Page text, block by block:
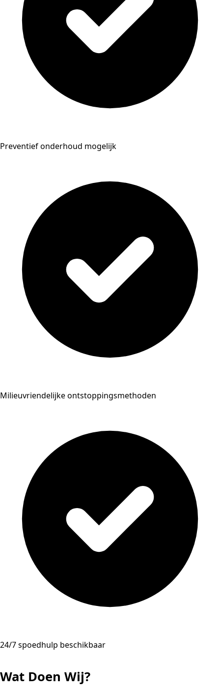
Preventief onderhoud mogelijk
Milieuvriendelijke ontstoppingsmethoden
24/7 spoedhulp beschikbaar
Wat Doen Wij?